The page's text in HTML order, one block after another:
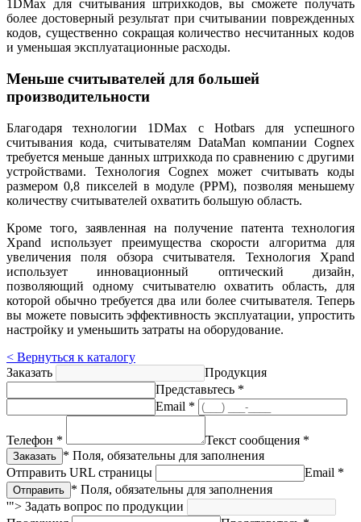
1DMax для считывания штрихкодов, вы сможете получать
более достоверный результат при считывании поврежденных
кодов, существенно сокращая количество несчитанных кодов
и уменьшая эксплуатационные расходы.
Меньше считывателей для большей
производительности
Благодаря технологии 1DMax с Hotbars для успешного
считывания кода, считывателям DataMan компании Cognex
требуется меньше данных штрихкода по сравнению с другими
устройствами. Технология Cognex может считывать коды
размером 0,8 пикселей в модуле (PPM), позволяя меньшему
количеству считывателей охватить большую область.
Кроме того, заявленная на получение патента технология
Xpand использует преимущества скорости алгоритма для
увеличения поля обзора считывателя. Технология Xpand
использует инновационный оптический дизайн,
позволяющий одному считывателю охватить область, для
которой обычно требуется два или более считывателя. Теперь
вы можете повысить эффективность эксплуатации, упростить
настройку и уменьшить затраты на оборудование.
< Вернуться к каталогу
Заказать
Продукция
Представьтесь *
Email *
Телефон *
Текст сообщения *
* Поля, обязательны для заполнения
Отправить URL страницы
Email *
* Поля, обязательны для заполнения
'"> Задать вопрос по продукции